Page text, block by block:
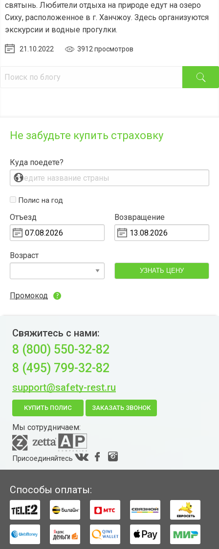
святынь. Любители отдыха на природе едут на озеро
Сиху, расположенное в г. Ханчжоу. Здесь организуются
экскурсии и водные прогулки.
21.10.2022 3912 просмотров
Не забудьте купить страховку
Куда поедете?
Полис на год
Отъезд Возвращение
Возраст
УЗНАТЬ ЦЕНУ
Промокод
Свяжитесь с нами:
8 (800) 550-32-82
8 (495) 799-32-82
support@safety-rest.ru
КУПИТЬ ПОЛИС ЗАКАЗАТЬ ЗВОНОК
Мы сотрудничаем:
Присоединяйтесь
Способы оплаты: